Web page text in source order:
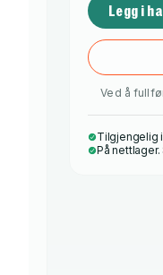
Legg i
Ved å
Tilgjengelig
På